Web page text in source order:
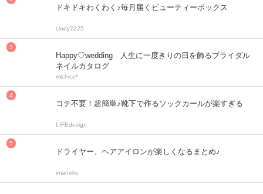
ドキドキわくわく♪毎月届くビューティーボックス
cindy7225
Happy♡wedding 人生に一度きりの日を飾るブライダル
ネイルカタログ
michico*
コテ不要！超簡単♪靴下で作るソックカールが楽すぎる
LIFEdesign
ドライヤー、ヘアアイロンが楽しくなるまとめ♪
imaneko